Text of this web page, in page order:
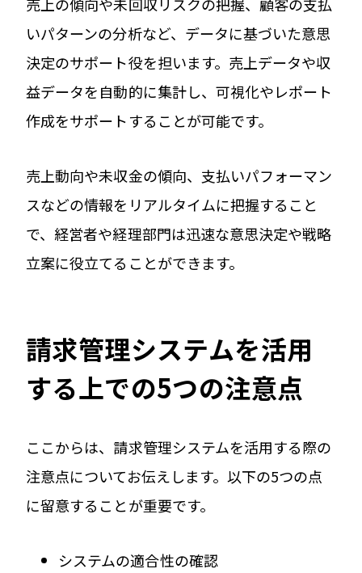
売上の傾向や未回収リスクの把握、顧客の支払
いパターンの分析など、データに基づいた意思
決定のサポート役を担います。売上データや収
益データを自動的に集計し、可視化やレポート
作成をサポートすることが可能です。
売上動向や未収金の傾向、支払いパフォーマン
スなどの情報をリアルタイムに把握すること
で、経営者や経理部門は迅速な意思決定や戦略
立案に役立てることができます。
請求管理システムを活用
する上での5つの注意点
ここからは、請求管理システムを活用する際の
注意点についてお伝えします。以下の5つの点
に留意することが重要です。
システムの適合性の確認